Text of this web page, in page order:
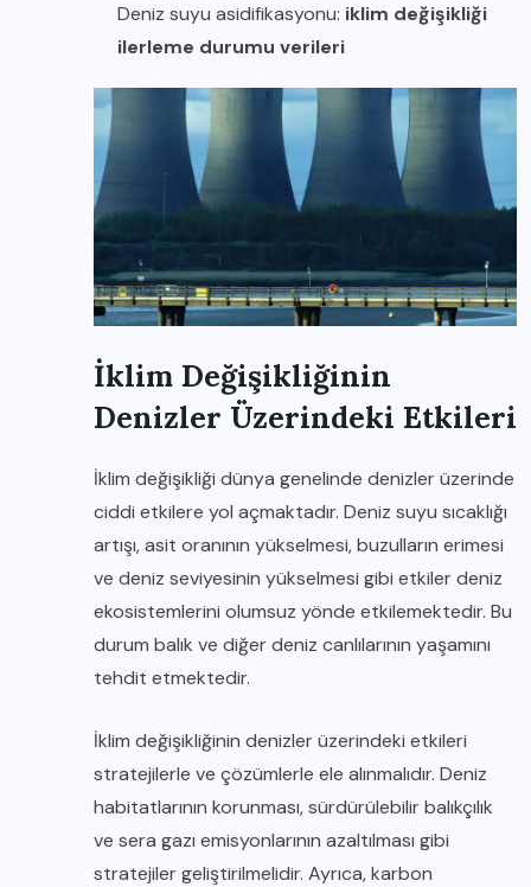
Deniz suyu asidifikasyonu: iklim değişikliği
ilerleme durumu verileri
İklim Değişikliğinin
Denizler Üzerindeki Etkileri
İklim değişikliği dünya genelinde denizler üzerinde
ciddi etkilere yol açmaktadır. Deniz suyu sıcaklığı
artışı, asit oranının yükselmesi, buzulların erimesi
ve deniz seviyesinin yükselmesi gibi etkiler deniz
ekosistemlerini olumsuz yönde etkilemektedir. Bu
durum balık ve diğer deniz canlılarının yaşamını
tehdit etmektedir.
İklim değişikliğinin denizler üzerindeki etkileri
stratejilerle ve çözümlerle ele alınmalıdır. Deniz
habitatlarının korunması, sürdürülebilir balıkçılık
ve sera gazı emisyonlarının azaltılması gibi
stratejiler geliştirilmelidir. Ayrıca, karbon